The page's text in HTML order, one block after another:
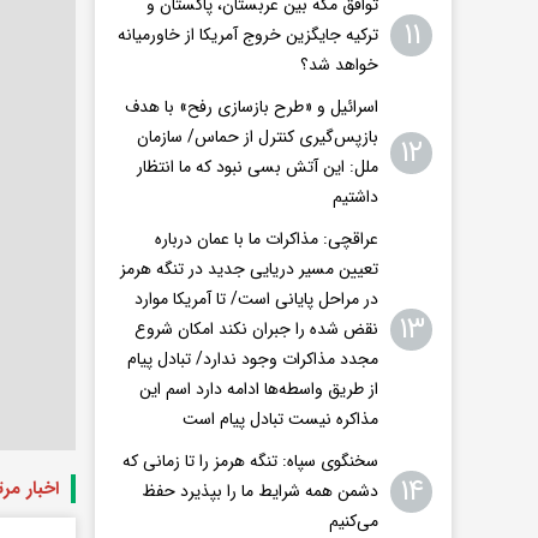
اخبار
۱۱
ترکیه جایگزین خروج آمریکا از خاورمیانه
خواهد شد؟
۱۲
اسرائیل و «طرح بازسازی رفح» با هدف
بازپس‌گیری کنترل از حماس/ سازمان
ملل: این آتش بسی نبود که ما انتظار
داشتیم
۱۳
عراقچی: مذاکرات ما با عمان درباره
تعیین مسیر دریایی جدید در تنگه هرمز
در مراحل پایانی است/ تا آمریکا موارد
نقض شده را جبران نکند امکان شروع
مجدد مذاکرات وجود ندارد/ تبادل پیام
از طریق واسطه‌ها ادامه دارد اسم این
مذاکره نیست تبادل پیام است
۱۴
سخنگوی سپاه: تنگه هرمز را تا زمانی که
دشمن همه‌ شرایط ما را بپذیرد حفظ
می‌کنیم